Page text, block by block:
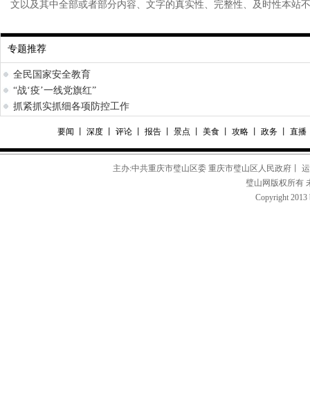
文以及其中全部或者部分内容、文字的真实性、完整性、及时性本站
专题推荐
全民国家安全教育
“战‘疫’一线党旗红”
抓紧抓实抓细各项防控工作
要闻 深度 评论 报告 景点 美食 攻略 政务 直播
主办:中共重庆市璧山区委 重庆市璧山区人民政府丨
璧山网版权所有
Copyright